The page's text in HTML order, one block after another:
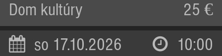
Dom kultúry 25 €
so 17.10.2026 10:00